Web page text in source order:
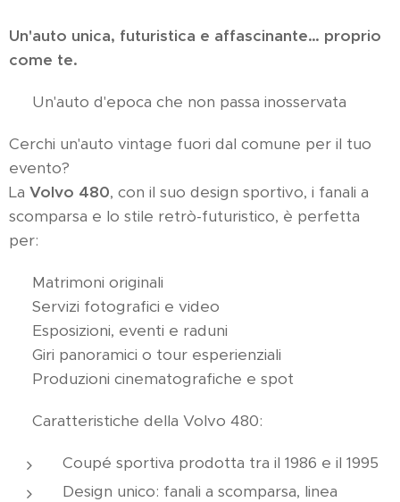
Un'auto unica, futuristica e affascinante… proprio
come te.
💫 Un'auto d'epoca che non passa inosservata
Cerchi un'auto vintage fuori dal comune per il tuo
evento?
La Volvo 480, con il suo design sportivo, i fanali a
scomparsa e lo stile retrò-futuristico, è perfetta
per:
✅ Matrimoni originali
✅ Servizi fotografici e video
✅ Esposizioni, eventi e raduni
✅ Giri panoramici o tour esperienziali
✅ Produzioni cinematografiche e spot
🚘 Caratteristiche della Volvo 480:
Coupé sportiva prodotta tra il 1986 e il 1995
Design unico: fanali a scomparsa, linea